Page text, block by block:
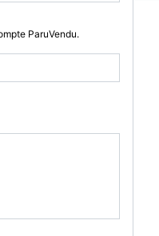
ParuVendu.